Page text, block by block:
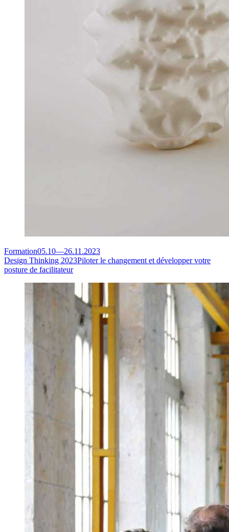
Formation05.10—26.11.2023
Design Thinking 2023Piloter le changement et développer votre
posture de facilitateur